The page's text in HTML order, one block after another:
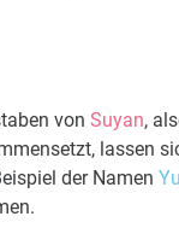
von Suyan,
lassen
der Namen